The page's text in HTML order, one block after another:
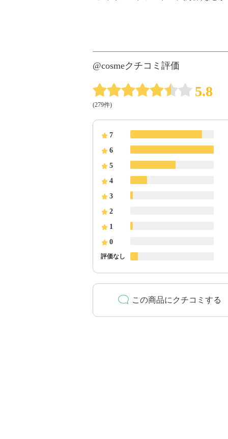
@cosmeクチコミ評価
5.8
(279件)
7
6
5
4
3
2
1
0
評価なし
この商品にクチコミする